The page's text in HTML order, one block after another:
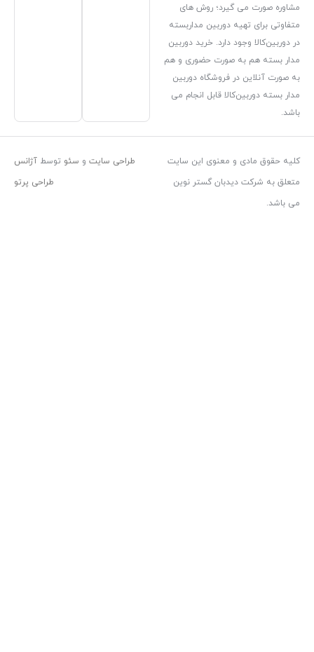
روش های
مداربسته
خرید دوربین
حضوری و هم
دوربین
قابل انجام می
این سایت
گستر نوین
طراحی سایتو توسطآژانس